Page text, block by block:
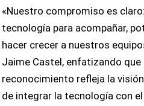
«Nuestro compromiso es
tecnología para acompañar,
hacer crecer a nuestros
Jaime Castel, enfatizando que
reconocimiento refleja la
de integrar la tecnología con